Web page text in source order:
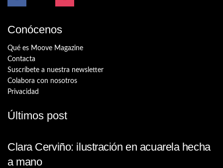
Conócenos
Qué es Moove Magazine
Contacta
Suscríbete a nuestra newsletter
Colabora con nosotros
Privacidad
Últimos post
Clara Cerviño: ilustración en acuarela hecha
a mano